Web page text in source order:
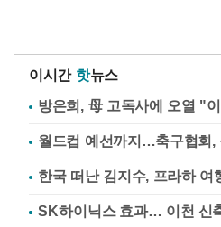
이시간 핫뉴스
방은희, 母 고독사에 오열 "
월드컵 예선까지…축구협회,
한국 떠난 김지수, 프라하